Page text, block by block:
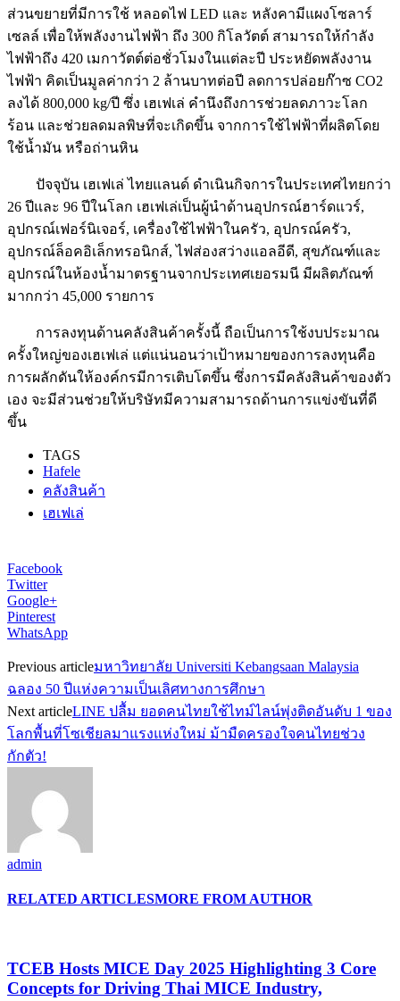
ส่วนขยายที่มีการใช้ หลอดไฟ LED และ หลังคามีแผงโซลาร์
เซลล์ เพื่อให้พลังงานไฟฟ้า ถึง 300 กิโลวัตต์ สามารถให้กำลัง
ไฟฟ้าถึง 420 เมกาวัตต์ต่อชั่วโมงในแต่ละปี ประหยัดพลังงาน
ไฟฟ้า คิดเป็นมูลค่ากว่า 2 ล้านบาทต่อปี ลดการปล่อยก๊าซ CO2
ลงได้ 800,000 kg/ปี ซึ่ง เฮเฟเล่ คำนึงถึงการช่วยลดภาวะโลก
ร้อน และช่วยลดมลพิษที่จะเกิดขึ้น จากการใช้ไฟฟ้าที่ผลิตโดย
ใช้น้ำมัน หรือถ่านหิน
ปัจจุบัน เฮเฟเล่ ไทยแลนด์ ดำเนินกิจการในประเทศไทยกว่า
26 ปีและ 96 ปีในโลก เฮเฟเล่เป็นผู้นำด้านอุปกรณ์ฮาร์ดแวร์,
อุปกรณ์เฟอร์นิเจอร์, เครื่องใช้ไฟฟ้าในครัว, อุปกรณ์ครัว,
อุปกรณ์ล็อคอิเล็กทรอนิกส์, ไฟส่องสว่างแอลอีดี, สุขภัณฑ์และ
อุปกรณ์ในห้องน้ำมาตรฐานจากประเทศเยอรมนี มีผลิตภัณฑ์
มากกว่า 45,000 รายการ
การลงทุนด้านคลังสินค้าครั้งนี้ ถือเป็นการใช้งบประมาณ
ครั้งใหญ่ของเฮเฟเล่ แต่แน่นอนว่าเป้าหมายของการลงทุนคือ
การผลักดันให้องค์กรมีการเติบโตขึ้น ซึ่งการมีคลังสินค้าของตัว
เอง จะมีส่วนช่วยให้บริษัทมีความสามารถด้านการแข่งขันที่ดี
ขึ้น
TAGS
Hafele
คลังสินค้า
เฮเฟเล่
Facebook
Twitter
Google+
Pinterest
WhatsApp
Previous articleมหาวิทยาลัย Universiti Kebangsaan Malaysia
ฉลอง 50 ปีแห่งความเป็นเลิศทางการศึกษา
Next articleLINE ปลื้ม ยอดคนไทยใช้ไทม์ไลน์พุ่งติดอันดับ 1 ของ
โลกพื้นที่โซเชียลมาแรงแห่งใหม่ ม้ามืดครองใจคนไทยช่วง
กักตัว!
admin
RELATED ARTICLESMORE FROM AUTHOR
TCEB Hosts MICE Day 2025 Highlighting 3 Core
Concepts for Driving Thai MICE Industry,